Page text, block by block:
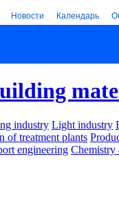
Новости Календарь
industry Light industry
of treatment plants
engineering Chemistry